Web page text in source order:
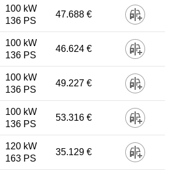
100 kW
136 PS
47.688 €
100 kW
136 PS
46.624 €
100 kW
136 PS
49.227 €
100 kW
136 PS
53.316 €
120 kW
163 PS
35.129 €